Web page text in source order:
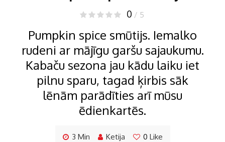
0 / 5
Pumpkin spice smūtijs. Iemalko
rudeni ar mājīgu garšu sajaukumu.
Kabaču sezona jau kādu laiku iet
pilnu sparu, tagad ķirbis sāk
lēnām parādīties arī mūsu
ēdienkartēs.
3 Min Ketija 0 Like